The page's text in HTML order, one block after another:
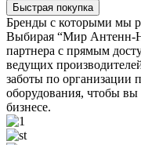
Быстрая покупка
Бренды с которыми мы
Выбирая “Мир Антенн-
партнера с прямым
ведущих
заботы по организации
оборудования, чтобы вы
бизнесе.